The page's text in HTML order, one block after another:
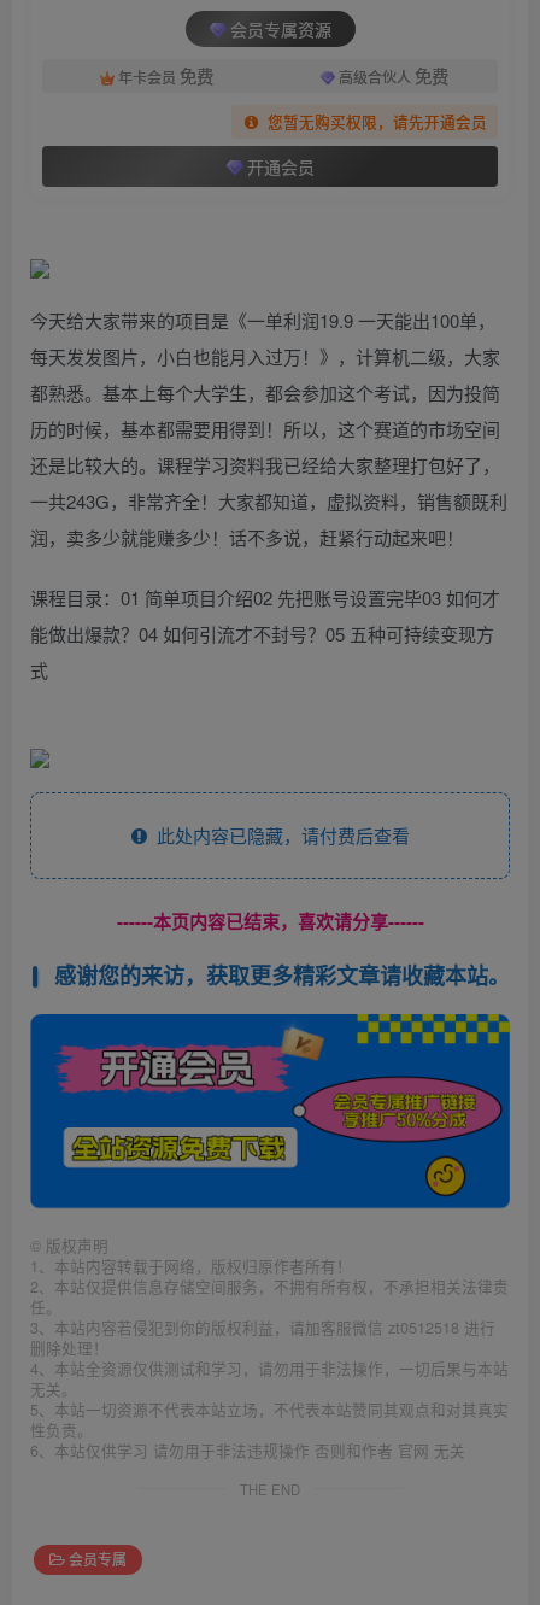
会员专属资源
年卡会员 免费 高级合伙人 免费
您暂无购买权限，请先开通会员
开通会员
今天给大家带来的项目是《一单利润19.9 一天能出100单，
每天发发图片，小白也能月入过万！》，计算机二级，大家
都熟悉。基本上每个大学生，都会参加这个考试，因为投简
历的时候，基本都需要用得到！所以，这个赛道的市场空间
还是比较大的。课程学习资料我已经给大家整理打包好了，
一共243G，非常齐全！大家都知道，虚拟资料，销售额既利
润，卖多少就能赚多少！话不多说，赶紧行动起来吧！
课程目录：01 简单项目介绍02 先把账号设置完毕03 如何才
能做出爆款？04 如何引流才不封号？05 五种可持续变现方
式
此处内容已隐藏，请付费后查看
------本页内容已结束，喜欢请分享------
感谢您的来访，获取更多精彩文章请收藏本站。
© 版权声明
1、本站内容转载于网络，版权归原作者所有！
2、本站仅提供信息存储空间服务，不拥有所有权，不承担相关法律责
任。
3、本站内容若侵犯到你的版权利益，请加客服微信 zt0512518 进行
删除处理！
4、本站全资源仅供测试和学习，请勿用于非法操作，一切后果与本站
无关。
5、本站一切资源不代表本站立场，不代表本站赞同其观点和对其真实
性负责。
6、本站仅供学习 请勿用于非法违规操作 否则和作者 官网 无关
THE END
会员专属